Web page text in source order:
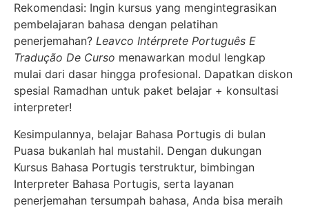
Rekomendasi: Ingin kursus yang mengintegrasikan
pembelajaran bahasa dengan pelatihan
penerjemahan? Leavco Intérprete Português E
Tradução De Curso menawarkan modul lengkap
mulai dari dasar hingga profesional. Dapatkan diskon
spesial Ramadhan untuk paket belajar + konsultasi
interpreter!
Kesimpulannya, belajar Bahasa Portugis di bulan
Puasa bukanlah hal mustahil. Dengan dukungan
Kursus Bahasa Portugis terstruktur, bimbingan
Interpreter Bahasa Portugis, serta layanan
penerjemahan tersumpah bahasa, Anda bisa meraih